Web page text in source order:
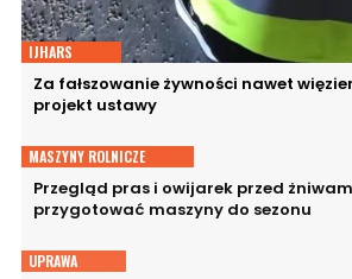
IJHARS
Za fałszowanie żywności nawet
projekt ustawy
MASZYNY ROLNICZE
Przegląd pras i owijarek przed
przygotować maszyny do sezonu
UPRAWA